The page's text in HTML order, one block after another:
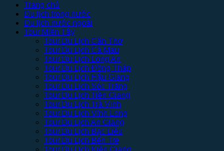
Trang chủ
Du lịch trong nước
Du lịch nước ngoài
Tour Miền Tây
Tour Du Lịch Cần Thơ
Tour Du Lịch Cà Mau
Tour Du Lịch Long An
Tour Du Lịch Đồng Tháp
Tour Du Lịch Hậu Giang
Tour Du Lịch Sóc Trăng
Tour Du Lịch Tiền Giang
Tour Du Lịch Trà Vinh
Tour Du Lịch Vĩnh Long
Tour Du Lịch An Giang
Tour Du Lịch Bạc Liêu
Tour Du Lịch Bến Tre